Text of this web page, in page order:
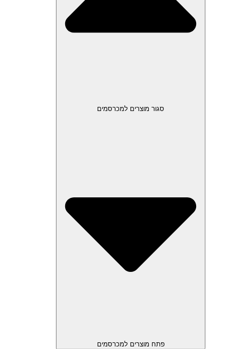
סגור מוצרים למכרסמים
פתח מוצרים למכרסמים